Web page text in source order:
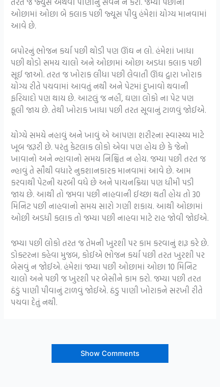
ઓછામાં ઓછા બે કલાક પછી જ્યૂસ પીવુ હંમેશાં યોગ્ય માનવામાં
આવે છે.
બપોરનું ભોજન કર્યા પછી થોડી પણ ઊંઘ ન લો. હંમેશાં ખાધા
પછી થોડો સમય ચાલો અને ઓછામાં ઓછા અડધા કલાક પછી
સૂઈ જાઓ. તરત જ ખોરાક લીધા પછી લેવાતી ઊંઘ દ્વારા ખોરાક
યોગ્ય રીતે પચવામાં આવતું નથી અને પેટમાં દુખાવો થવાની
ફરિયાદો પણ થાય છે. આટલું જ નહીં, ઘણા લોકો ના પેટ પણ
ફૂલી જાય છે. તેથી ખોરાક ખાધા પછી તરત સૂવાનું ટાળવું જોઈએ.
યોગ્યે સમયે નહાવું અને ખાવું એ આપણા શરીરના સ્વાસ્થ્ય માટે
ખૂબ જરૂરી છે. પરંતુ કેટલાક લોકો એવા પણ હોય છે કે જેનો
ખાવાનો અને ન્હાવાનો સમય નિશ્ચિત ન હોય. જમ્યા પછી તરત જ
ન્હાવું તે સૌથી વધારે નુકશાનકારક માનવામાં આવે છે. આમ
કરવાથી પેટની ચરબી વધે છે અને પાચનક્રિયા પણ ધીમી પડી
જાય છે. આથી તો જમવા પછી નાહવાની ઈચ્છા થતી હોય તો 30
મિનિટ પછી નાહવાનો સમય સારો ગણી શકાય. આથી ઓછામાં
ઓછી અડધી કલાક તો જમ્યા પછી નાહવા માટે રાહ જોવી જોઈએ.
જમ્યા પછી લોકો તરત જ તેમની ખુરશી પર કામ કરવાનું શરૂ કરે છે.
ડોક્ટરના કહેવા મુજબ, કોઈએ ભોજન કર્યા પછી તરત ખુરશી પર
બેસવું ન જોઈએ. હંમેશાં જમ્યા પછી ઓછામાં ઓછા 10 મિનિટ
ચાલો અને પછી જ ખુરશી પર બેસીને કામ કરો. જમ્યા પછી તરત
ઠંડું પાણી પીવાનું ટાળવું જોઈએ. ઠંડુ પાણી ખોરાકને સરખી રીતે
પચવા દેતું નથી.
Show Comments